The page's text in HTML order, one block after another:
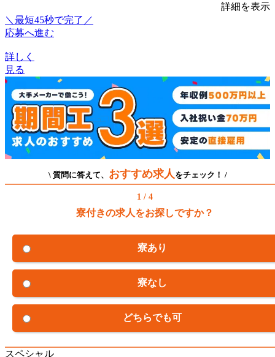
詳細を表示
＼最短45秒で完了／
応募へ進む
詳しく
見る
\ 質問に答えて、 おすすめ求人 をチェック！ /
1 / 4
寮付きの求人をお探しですか？
寮あり
寮なし
どちらでも可
スペシャル